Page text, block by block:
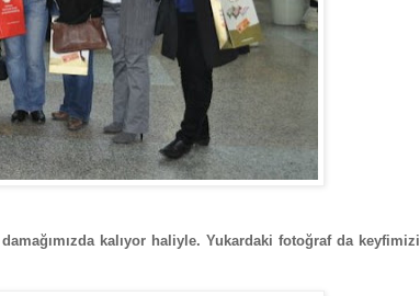
kalıyor haliyle. Yukardaki fotoğraf da keyfimizi